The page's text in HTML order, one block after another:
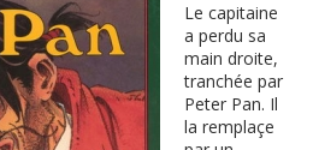
Le capitaine
a perdu sa
main droite,
tranchée par
Peter Pan. Il
la remplaçe